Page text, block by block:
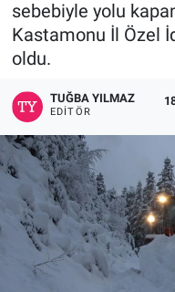
sebebiyle yolu
Kastamonu İl Özel
oldu.
TUĞBA YILMAZ
EDITÖR